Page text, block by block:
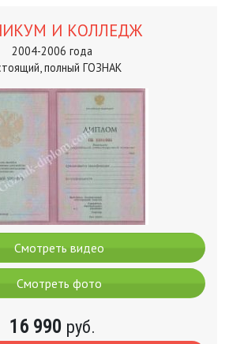
И КОЛЛЕДЖ
2004-2006 года
полный ГОЗНАК
Смотреть видео
Смотреть фото
16 990 руб.